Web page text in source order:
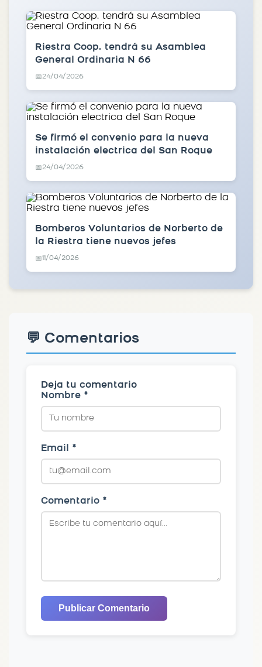
Riestra Coop. tendrá su Asamblea
General Ordinaria N 66
📅24/04/2026
Se firmó el convenio para la nueva
instalación electrica del San Roque
📅24/04/2026
Bomberos Voluntarios de Norberto de
la Riestra tiene nuevos jefes
📅11/04/2026
💬 Comentarios
Deja tu comentario
Nombre *
Email *
Comentario *
Publicar Comentario